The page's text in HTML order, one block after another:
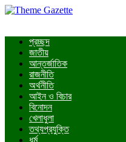
প্রচ্ছদ
জাতীয়
আন্তর্জাতিক
রাজনীতি
অর্থনীতি
আইন ও বিচার
বিনোদন
খেলাধুলা
তথ্যপ্রযুক্তি
ধর্ম